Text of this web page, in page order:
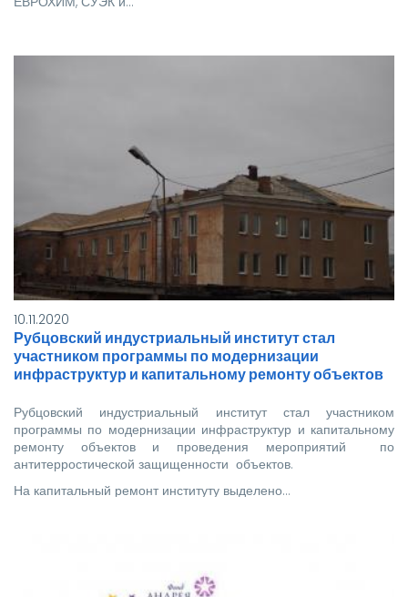
10.11.2020
Рубцовский индустриальный институт стал
участником программы по модернизации
инфраструктур и капитальному ремонту объектов
Рубцовский индустриальный институт стал участником
программы по модернизации инфраструктур и капитальному
ремонту объектов и проведения мероприятий по
антитерростической защищенности объектов.
На капитальный ремонт институту выделено…